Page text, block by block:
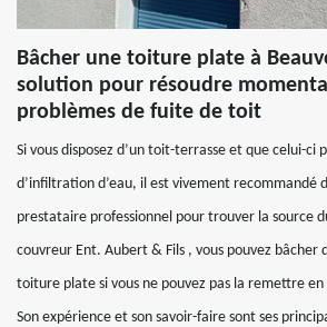
Bâcher une toiture plate à
solution pour résoudre
problèmes de fuite de toit
Si vous disposez d’un toit-terrasse et que celui-ci
d’infiltration d’eau, il est vivement recommandé
prestataire professionnel pour trouver la source
couvreur Ent. Aubert & Fils , vous pouvez bâcher
toiture plate si vous ne pouvez pas la remettre
Son expérience et son savoir-faire sont ses